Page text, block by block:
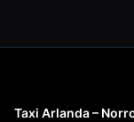
Taxi Arlanda –